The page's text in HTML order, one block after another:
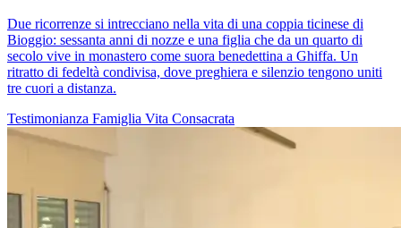
Due ricorrenze si intrecciano nella vita di una coppia ticinese di
Bioggio: sessanta anni di nozze e una figlia che da un quarto di
secolo vive in monastero come suora benedettina a Ghiffa. Un
ritratto di fedeltà condivisa, dove preghiera e silenzio tengono uniti
tre cuori a distanza.
Testimonianza Famiglia Vita Consacrata